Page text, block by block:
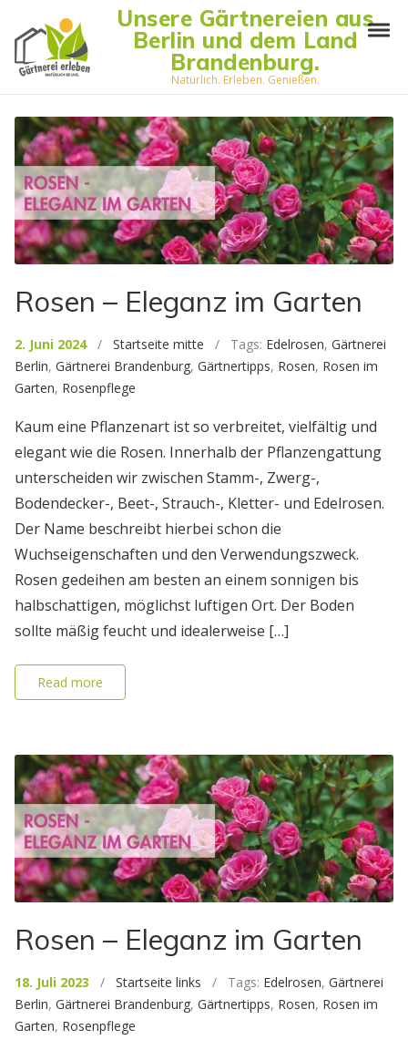
Skip to navigationUnsere Gärtnereien aus
Berlin und dem Land
Brandenburg.
Natürlich. Erleben. Genießen.
Rosen – Eleganz im Garten
2. Juni 2024 / Startseite mitte / Tags: Edelrosen, Gärtnerei
Berlin, Gärtnerei Brandenburg, Gärtnertipps, Rosen, Rosen im
Garten, Rosenpflege
Kaum eine Pflanzenart ist so verbreitet, vielfältig und
elegant wie die Rosen. Innerhalb der Pflanzengattung
unterscheiden wir zwischen Stamm-, Zwerg-,
Bodendecker-, Beet-, Strauch-, Kletter- und Edelrosen.
Der Name beschreibt hierbei schon die
Wuchseigenschaften und den Verwendungszweck.
Rosen gedeihen am besten an einem sonnigen bis
halbschattigen, möglichst luftigen Ort. Der Boden
sollte mäßig feucht und idealerweise […]
Read more
Rosen – Eleganz im Garten
18. Juli 2023 / Startseite links / Tags: Edelrosen, Gärtnerei
Berlin, Gärtnerei Brandenburg, Gärtnertipps, Rosen, Rosen im
Garten, Rosenpflege